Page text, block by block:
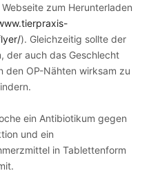
zum Herunterladen
). Gleichzeitig sollte der
der auch das Geschlecht
den OP-Nähten wirksam zu
ein Antibiotikum gegen
und ein
in Tablettenform